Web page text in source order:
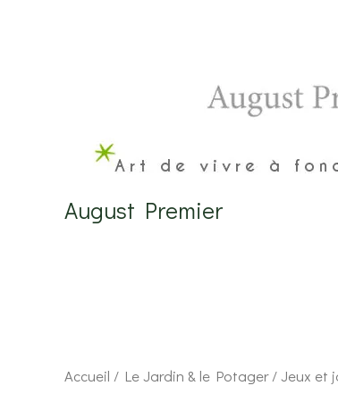
August Premier
Accueil / Le Jardin & le Potager/ Jeux et